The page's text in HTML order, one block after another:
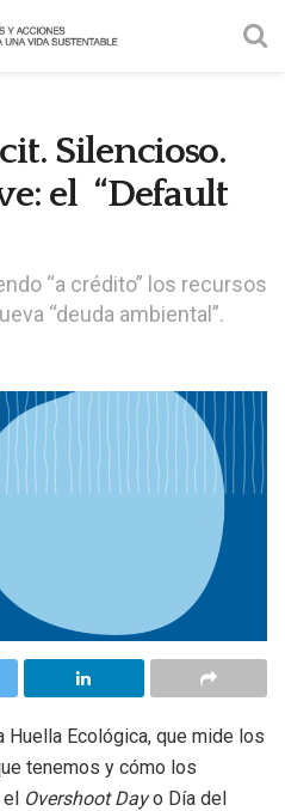
Silencioso.
el “Default
“a crédito” los recursos
“deuda ambiental”.
Huella Ecológica, que mide los
tenemos y cómo los
el Overshoot Dayo Día del